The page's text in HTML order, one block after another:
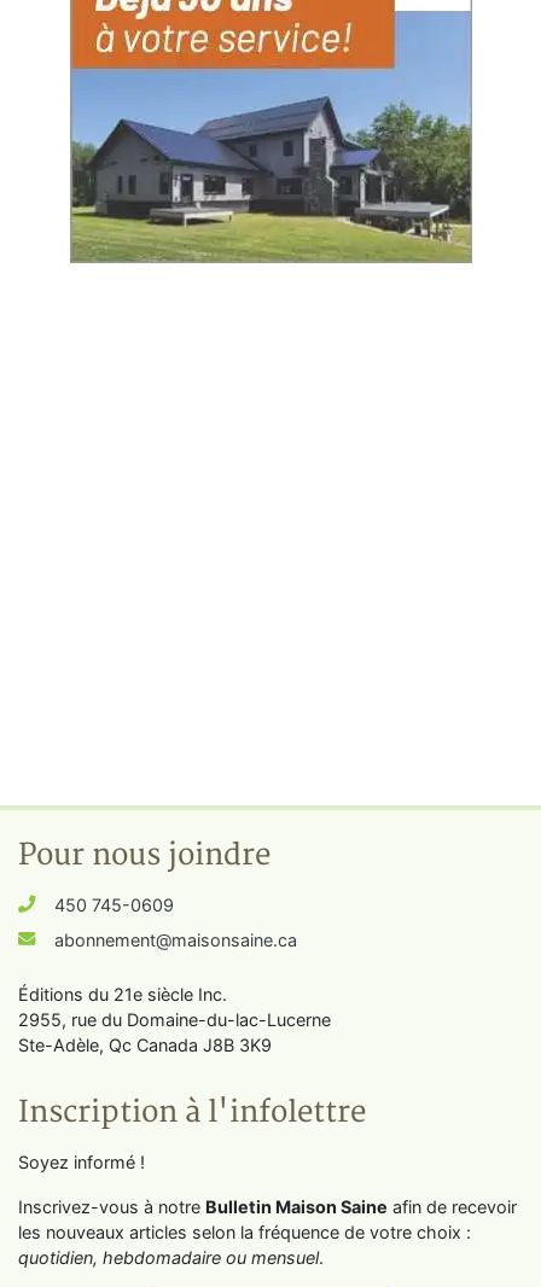
Pour nous joindre
450 745-0609
abonnement@maisonsaine.ca
Éditions du 21e siècle Inc.
2955, rue du Domaine-du-lac-Lucerne
Ste-Adèle, Qc Canada J8B 3K9
Inscription à l'infolettre
Soyez informé !
Inscrivez-vous à notre Bulletin Maison Saine afin de recevoir
les nouveaux articles selon la fréquence de votre choix :
quotidien, hebdomadaire ou mensuel.